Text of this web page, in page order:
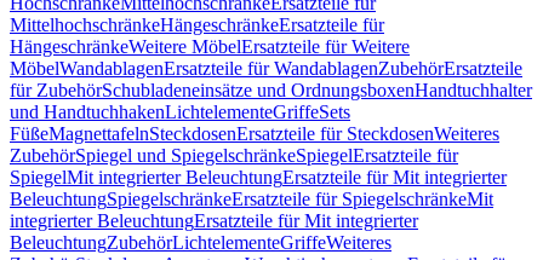
MittelhochschränkeHängeschränkeErsatzteile für
HängeschränkeWeitere MöbelErsatzteile für Weitere
MöbelWandablagenErsatzteile für WandablagenZubehörErsatzteile
für ZubehörSchubladeneinsätze und OrdnungsboxenHandtuchhalter
und HandtuchhakenLichtelementeGriffeSets
FüßeMagnettafelnSteckdosenErsatzteile für SteckdosenWeiteres
ZubehörSpiegel und SpiegelschränkeSpiegelErsatzteile für
SpiegelMit integrierter BeleuchtungErsatzteile für Mit integrierter
BeleuchtungSpiegelschränkeErsatzteile für SpiegelschränkeMit
integrierter BeleuchtungErsatzteile für Mit integrierter
BeleuchtungZubehörLichtelementeGriffeWeiteres